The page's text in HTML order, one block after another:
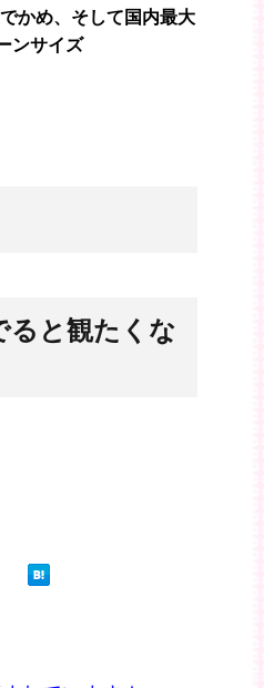
かめ、そして国内最大
ンサイズ
ると観たくな